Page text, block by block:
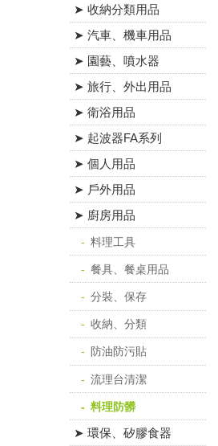
➤ 收納分類用品
➤ 汽車、機車用品
➤ 園藝、噴水器
➤ 旅行、外出用品
➤ 衛浴用品
➤ 起波器FA系列
➤ 個人用品
➤ 戶外用品
➤ 廚房用品
料理工具
餐具、餐桌用品
分裝、保存
收納、分類
防油防污貼
流理台清潔
料理防髒
➤ 環保、矽膠食器